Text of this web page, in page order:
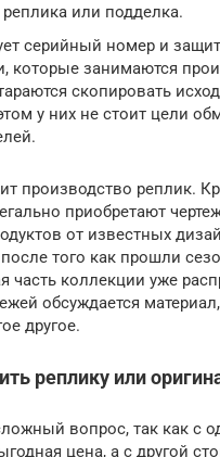
или подделка.
серийный номер и
которые занимаются
скопировать
у них не стоит цели
производство реплик.
приобретают
от известных
после того как прошли
часть коллекции уже
обсуждается
другое.
реплику или
вопрос, так как с
цена, а с другой